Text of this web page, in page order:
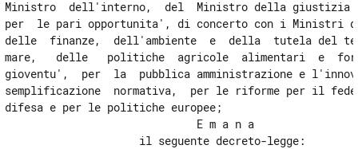
Tabelle
Ministro  dell'interno,  del  Ministro della giustizia
per  le pari opportunita', di concerto con i Ministri
delle  finanze,  dell'ambiente  e  della  tutela del
mare,   delle   politiche  agricole  alimentari  e
gioventu',  per  la  pubblica amministrazione e
semplificazione  normativa,  per le riforme per il
difesa e per le politiche europee;
                              E m a n a
                     il seguente decreto-legge: